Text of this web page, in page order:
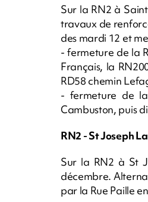
Sur la RN2 à
travaux de
des mardi 12 et
- fermeture de la
Français, la
RD58 chemin
- fermeture de
Cambuston, puis
RN2 - St Joseph
Sur la RN2 à St
décembre.
par la Rue Paille